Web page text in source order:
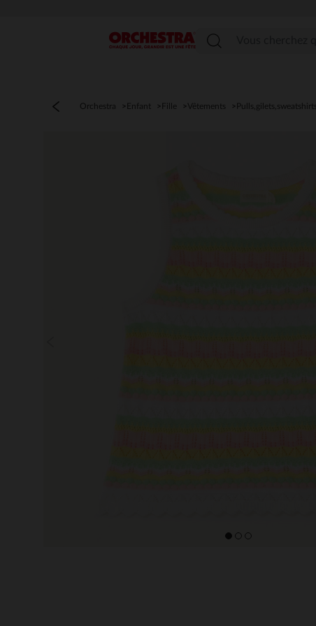
Menu
Orchestra Enfant Fille Vêtements Pulls,gilets,sweatshirts